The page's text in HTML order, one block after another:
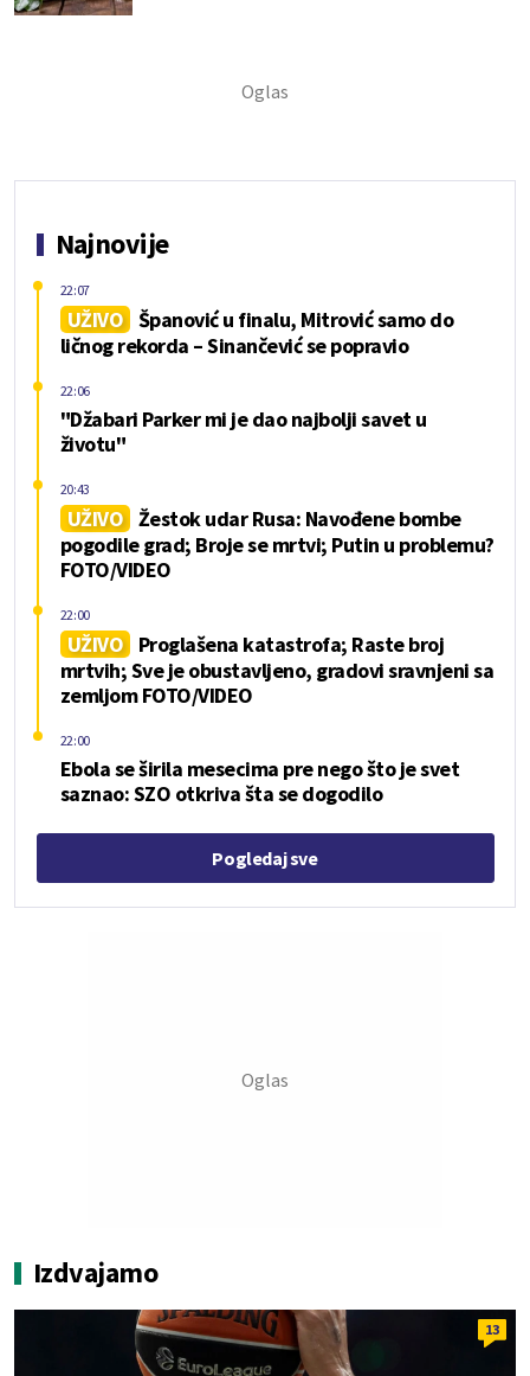
Najnovije
UŽIVO Španović u finalu, Mitrović samo do
ličnog rekorda – Sinančević se popravio
22:07
"Džabari Parker mi je dao najbolji savet u
životu"
22:06
UŽIVO Žestok udar Rusa: Navođene bombe
pogodile grad; Broje se mrtvi; Putin u problemu?
FOTO/VIDEO
20:43
UŽIVO
Proglašena katastrofa; Raste broj
mrtvih; Sve je obustavljeno, gradovi sravnjeni sa
zemljom FOTO/VIDEO
22:00
Ebola se širila mesecima pre nego što je svet
saznao: SZO otkriva šta se dogodilo
22:00
Pogledaj sve
Izdvajamo
13